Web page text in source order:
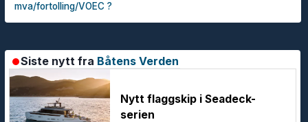
mva/fortolling/VOEC ?
Siste nytt fra Båtens Verden
Nytt flaggskip i Seadeck-
serien